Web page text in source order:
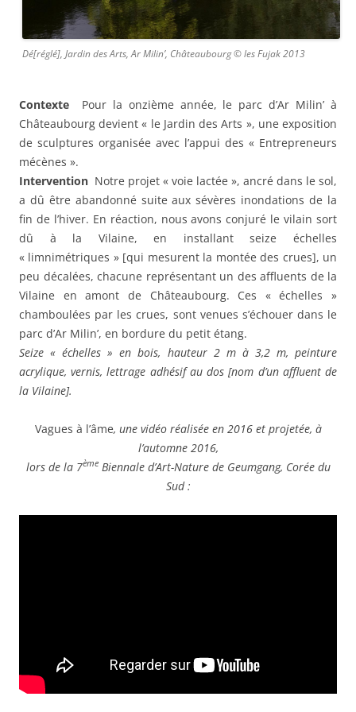
Dé[réglé], Jardin des Arts, Ar Milin’, Châteaubourg © les Fujak 2013
Contexte Pour la onzième année, le parc d’Ar Milin’ à
Châteaubourg devient « le Jardin des Arts », une exposition
de sculptures organisée avec l’appui des « Entrepreneurs
mécènes ».
Intervention Notre projet « voie lactée », ancré dans le sol,
a dû être abandonné suite aux sévères inondations de la
fin de l’hiver. En réaction, nous avons conjuré le vilain sort
dû à la Vilaine, en installant seize échelles
« limnimétriques » [qui mesurent la montée des crues], un
peu décalées, chacune représentant un des affluents de la
Vilaine en amont de Châteaubourg. Ces « échelles »
chamboulées par les crues, sont venues s’échouer dans le
parc d’Ar Milin’, en bordure du petit étang.
Seize « échelles » en bois, hauteur 2 m à 3,2 m, peinture
acrylique, vernis, lettrage adhésif au dos [nom d’un affluent de
la Vilaine].
Vagues à l’âme, une vidéo réalisée en 2016 et projetée, à
l’automne 2016,
lors de la 7èmeBiennale d’Art-Nature de Geumgang, Corée du
Sud :